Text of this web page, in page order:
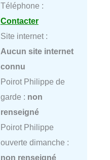
Téléphone :
Contacter
Site internet :
Aucun site internet
connu
Poirot Philippe de
garde : non
renseigné
Poirot Philippe
ouverte dimanche :
non renseigné